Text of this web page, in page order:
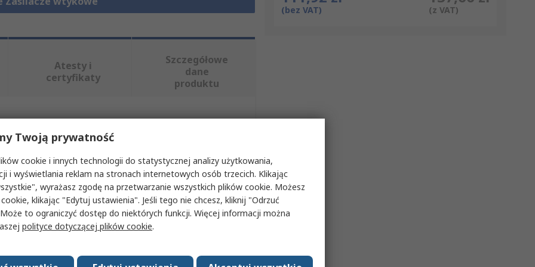
(bez VAT) (z VAT)
Atesty i
certyfikaty
Szczegółowe
dane
produktu
wybierając jeden lub więcej atrybutów.
Wartość
Adapter wtykowy
Typ C – EU
12V dc
Twoją prywatność
cookie i innych technologii do statystycznej analizy użytkowania,
i wyświetlania reklam na stronach internetowych osób trzecich. Klikając
wyrażasz zgodę na przetwarzanie wszystkich plików cookie. Możesz
klikając "Edytuj ustawienia". Jeśli tego nie chcesz, kliknij "Odrzuć
to ograniczyć dostęp do niektórych funkcji. Więcej informacji można
polityce dotyczącej plików cookie.